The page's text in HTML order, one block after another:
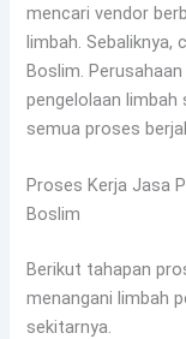
mencari vendor
limbah. Sebaliknya,
Boslim.
pengelolaan
semua proses
Proses Kerja Jasa
Boslim
Berikut tahapan
menangani limbah
sekitarnya.